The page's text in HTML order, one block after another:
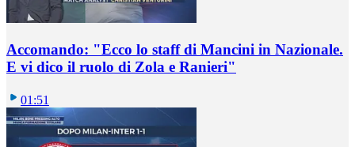
Accomando: "Ecco lo staff di Mancini in Nazionale.
E vi dico il ruolo di Zola e Ranieri"
01:51